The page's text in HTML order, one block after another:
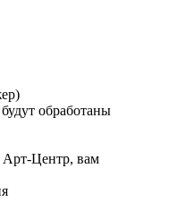
обработаны
Арт-Центр, вам